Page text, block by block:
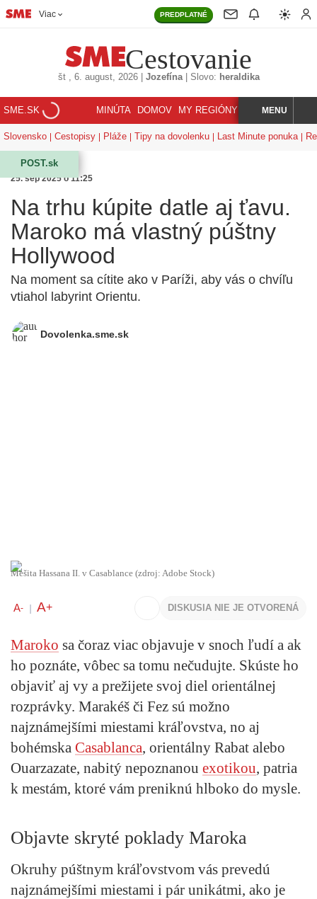
Viac PREDPLATNÉ
Cestovanie
št, 6. august, 2026| Jozefína| Slovo: heraldika
SME.SK MINÚTA DOMOV MY REGIÓNY KORZÁR
HĽADAJMENU
Slovensko Cestopisy Pláže Tipy na dovolenku Last Minute ponuka
POST.sk
25. sep 2025 o 11:25
Na trhu kúpite datle aj ťavu.
Maroko má vlastný púštny
Hollywood
Na moment sa cítite ako v Paríži, aby vás o chvíľu
vtiahol labyrint Orientu.
Dovolenka.sme.sk
Mešita Hassana II. v Casablance (zdroj: Adobe Stock)
A- A+ DISKUSIA NIE JE OTVORENÁ
Maroko sa čoraz viac objavuje v snoch ľudí a ak
ho poznáte, vôbec sa tomu nečudujte. Skúste ho
objaviť aj vy a prežijete svoj diel orientálnej
rozprávky. Marakéš či Fez sú možno
najznámejšími miestami kráľovstva, no aj
bohémska Casablanca, orientálny Rabat alebo
Ouarzazate, nabitý nepoznanou exotikou, patria
k mestám, ktoré vám preniknú hlboko do mysle.
Objavte skryté poklady Maroka
Okruhy púštnym kráľovstvom vás prevedú
najznámejšími miestami i pár unikátmi, ako je